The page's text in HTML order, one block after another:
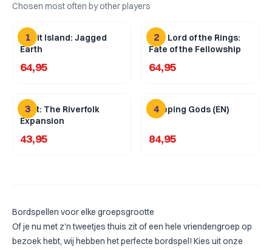
Chosen most often by other players
1
Spirit Island: Jagged
Earth
64,95
2
The Lord of the Rings:
Fate of the Fellowship
64,95
3
Root: The Riverfolk
Expansion
43,95
4
Sleeping Gods (EN)
84,95
Bordspellen voor elke groepsgrootte
Of je nu met z'n tweetjes thuis zit of een hele vriendengroep op
bezoek hebt, wij hebben het perfecte bordspel! Kies uit onze